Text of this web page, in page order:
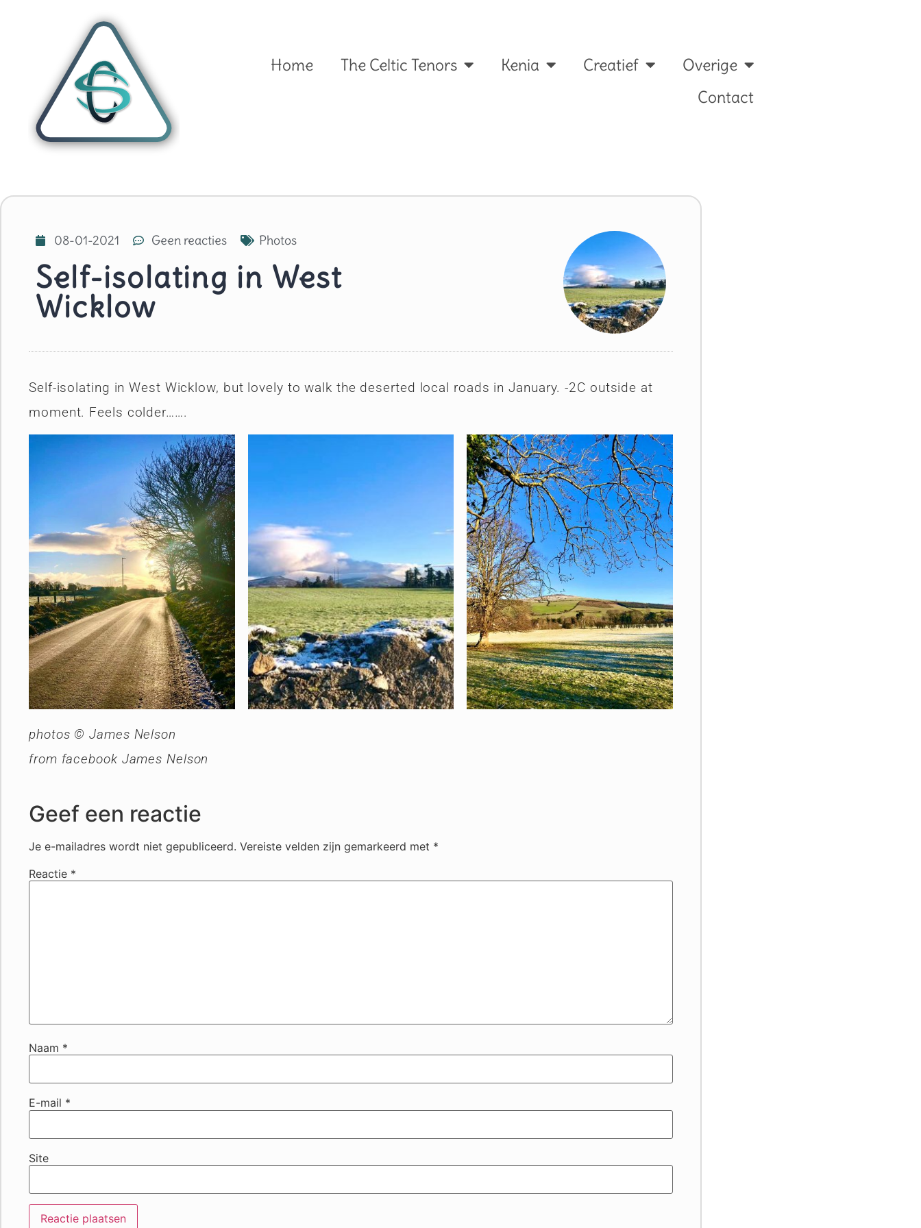
Home The Celtic Tenors Kenia Creatief
Overige
Contact
08-01-2021 Geen reacties Photos
Self-isolating in West
Wicklow
Self-isolating in West Wicklow, but lovely to walk the deserted local roads in January. -2C outside at
moment. Feels colder…….
photos © James Nelson
from facebook James Nelson
Geef een reactie
Je e-mailadres wordt niet gepubliceerd. Vereiste velden zijn gemarkeerd met *
Reactie *
Naam *
E-mail *
Site